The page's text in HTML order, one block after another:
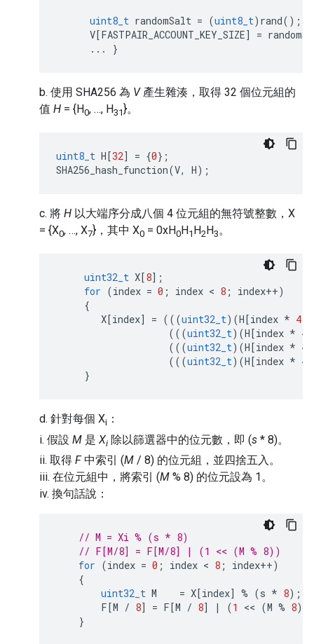
uint8_t randomSalt = (uint8_t) rand();
V[FASTPAIR_ACCOUNT_KEY_SIZE] =
...
}
b. 使用 SHA256 為 V產生雜湊，取得 32 個位元組的
值 H = {H0, …, H31}。
uint8_t H [32] = {0};
SHA256_hash_function(V, H);
c. 將 H 以大端序分成八個 4 位元組的無符號整數，X
= {X0, …, X7}，其中 X0 = 0xH0 H 1 H2 H3。
uint32_t X [8];
for (index = 0 ; index < 8 ; index++)
{
X [index] = (((uint32_t)(H [index * 4
(((uint32_t)(H [index * 4
(((uint32_t)(H [index * 4
(((uint32_t)(H [index * 4
}
d. 針對每個 Xi ：
i. 假設 M 是 Xi 除以篩選器中的位元數，即 (s * 8)。
ii. 取得 F中索引 (M / 8) 的位元組，並四捨五入。
iii. 在位元組中，將索引 (M % 8) 的位元設為 1。
iv. 換句話說：
// M = Xi % (s * 8)
// F[M/8] = F[M/8] | (1 << (M % 8))
for (index = 0 ; index < 8 ; index++)
{
uint32_t M = X[index] % (s * 8);
F[M / 8] = F[M / 8] | (1 << (M % 8
}